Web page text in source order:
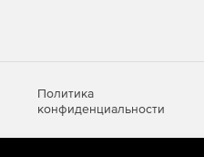
Политика
конфиденциальности